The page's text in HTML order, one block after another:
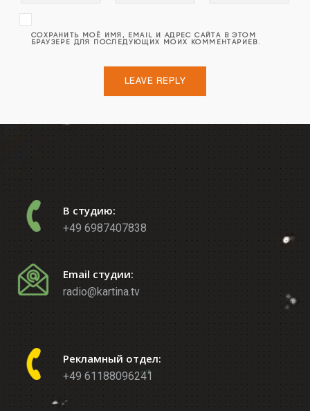
СОХРАНИТЬ МОЁ ИМЯ, EMAIL И АДРЕС САЙТА В ЭТОМ
БРАУЗЕРЕ ДЛЯ ПОСЛЕДУЮЩИХ МОИХ КОММЕНТАРИЕВ.
В студию:
+49 6987407838
Email студии:
radio@kartina.tv
Рекламный отдел:
+49 61188096241